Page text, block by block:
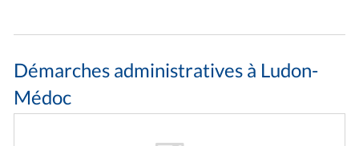
Démarches administratives à Ludon-
Médoc